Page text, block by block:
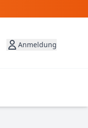
Anmeldung